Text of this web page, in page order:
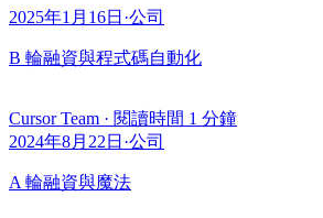
2025年1月16日 ·公司
B 輪融資與程式碼自動化
Cursor Team · 閱讀時間 1 分鐘
2024年8月22日 ·公司
A 輪融資與魔法